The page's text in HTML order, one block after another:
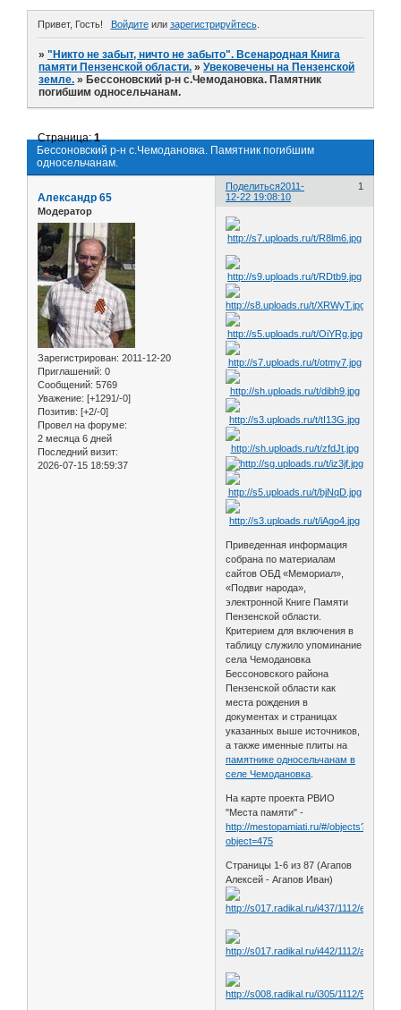
Привет, Гость! Войдитеили зарегистрируйтесь.
»"Никто не забыт, ничто не забыто". Всенародная Книга
памяти Пензенской области. »Увековечены на Пензенской
земле. » Бессоновский р-н с.Чемодановка. Памятник
погибшим односельчанам.
Бессоновский р-н с.Чемодановка. Памятник погибшим
односельчанам.
Страница:1
Поделиться 1
2011-
12-22 19:08:10
Александр 65
Модератор
Зарегистрирован: 2011-12-20
Приглашений: 0
Сообщений: 5769
Уважение: [+1291/-0]
Позитив: [+2/-0]
Провел на форуме:
2 месяца 6 дней
Последний визит:
2026-07-15 18:59:37
Приведенная информация
собрана по материалам
сайтов ОБД «Мемориал»,
«Подвиг народа»,
электронной Книге Памяти
Пензенской области.
Критерием для включения в
таблицу служило упоминание
села Чемодановка
Бессоновского района
Пензенской области как
места рождения в
документах и страницах
указанных выше источников,
а также именные плиты на
памятнике односельчанам в
селе Чемодановка
На карте проекта РВИО
"Места памяти" -
http://mestopamiati.ru/#/objects?
object=475
Страницы 1-6 из 87 (Агапов
Алексей - Агапов Иван)